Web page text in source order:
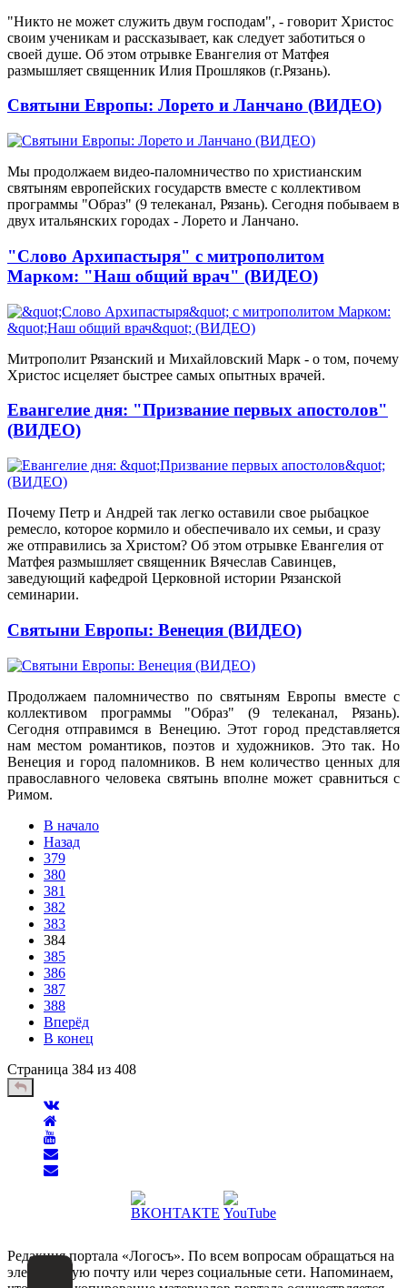
"Никто не может служить двум господам", - говорит Христос
своим ученикам и рассказывает, как следует заботиться о
своей душе. Об этом отрывке Евангелия от Матфея
размышляет священник Илия Прошляков (г.Рязань).
Святыни Европы: Лорето и Ланчано (ВИДЕО)
Мы продолжаем видео-паломничество по христианским
святыням европейских государств вместе с коллективом
программы "Образ" (9 телеканал, Рязань). Сегодня побываем в
двух итальянских городах - Лорето и Ланчано.
"Слово Архипастыря" с митрополитом
Марком: "Наш общий врач" (ВИДЕО)
Митрополит Рязанский и Михайловский Марк - о том, почему
Христос исцеляет быстрее самых опытных врачей.
Евангелие дня: "Призвание первых апостолов"
(ВИДЕО)
Почему Петр и Андрей так легко оставили свое рыбацкое
ремесло, которое кормило и обеспечивало их семьи, и сразу
же отправились за Христом? Об этом отрывке Евангелия от
Матфея размышляет священник Вячеслав Савинцев,
заведующий кафедрой Церковной истории Рязанской
семинарии.
Святыни Европы: Венеция (ВИДЕО)
Продолжаем паломничество по святыням Европы вместе с
коллективом программы "Образ" (9 телеканал, Рязань).
Сегодня отправимся в Венецию. Этот город представляется
нам местом романтиков, поэтов и художников. Это так. Но
Венеция и город паломников. В нем количество ценных для
православного человека святынь вполне может сравниться с
Римом.
В начало
Назад
379
380
381
382
383
384
385
386
387
388
Вперёд
В конец
Страница 384 из 408
Редакция портала «Логосъ». По всем вопросам обращаться на
электронную почту или через социальные сети. Напоминаем,